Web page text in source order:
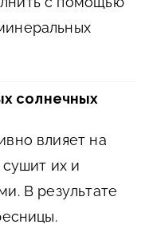
солнечных
влияет на
сушит их и
В результате